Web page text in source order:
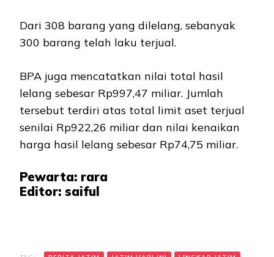
Dari 308 barang yang dilelang, sebanyak
300 barang telah laku terjual.
BPA juga mencatatkan nilai total hasil
lelang sebesar Rp997,47 miliar. Jumlah
tersebut terdiri atas total limit aset terjual
senilai Rp922,26 miliar dan nilai kenaikan
harga hasil lelang sebesar Rp74,75 miliar.
Pewarta: rara
Editor: saiful